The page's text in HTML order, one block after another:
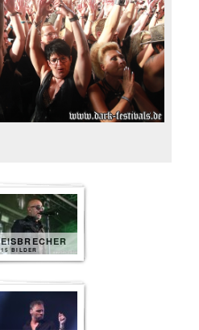
EISBRECHER
15 BILDER